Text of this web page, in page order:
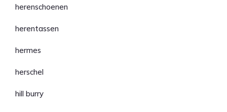
herenschoenen
herentassen
hermes
herschel
hill burry